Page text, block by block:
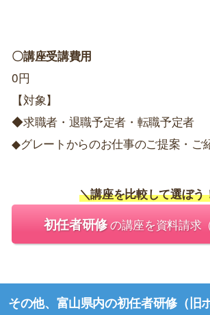
〇講座受講費用
0円
【対象】
◆求職者・退職予定者・転職予定者
◆グレートからのお仕事のご提案・ご
＼講座を比較して選ぼう
初任者研修の講座を資料請求
その他、富山県内の初任者研修（旧